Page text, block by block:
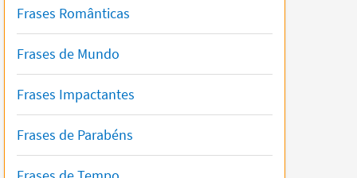
Frases Românticas
Frases de Mundo
Frases Impactantes
Frases de Parabéns